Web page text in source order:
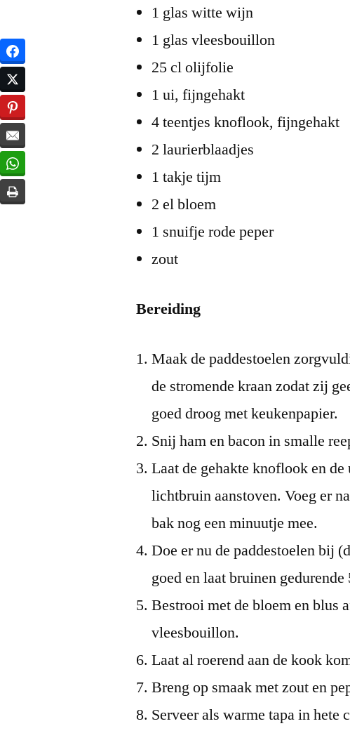
1 glas witte wijn
1 glas vleesbouillon
25 cl olijfolie
1 ui, fijngehakt
4 teentjes knoflook, fijngehakt
2 laurierblaadjes
1 takje tijm
2 el bloem
1 snuifje rode peper
zout
Bereiding
Maak de paddestoelen
de stromende kraan zodat zij
goed droog met keukenpapier.
Snij ham en bacon in smalle
Laat de gehakte knoflook en
lichtbruin aanstoven. Voeg er
bak nog een minuutje mee.
Doe er nu de paddestoelen bij
goed en laat bruinen
Bestrooi met de bloem en blus
vleesbouillon.
Laat al roerend aan de kook
Breng op smaak met zout en
Serveer als warme tapa in hete